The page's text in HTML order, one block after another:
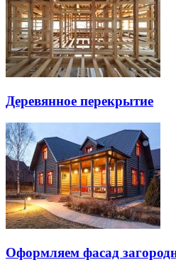
Деревянное перекрытие
Оформляем фасад